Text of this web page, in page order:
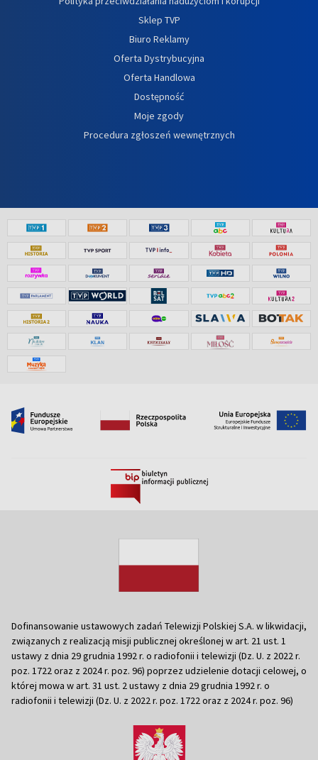
Sklep TVP
Biuro Reklamy
Oferta Dystrybucyjna
Oferta Handlowa
Dostępność
Moje zgody
Procedura zgłoszeń wewnętrznych
Dofinansowanie ustawowych zadań Telewizji Polskiej S.A. w likwidacji,
związanych z realizacją misji publicznej określonej w art. 21 ust. 1
ustawy z dnia 29 grudnia 1992 r. o radiofonii i telewizji (Dz. U. z 2022 r.
poz. 1722 oraz z 2024 r. poz. 96) poprzez udzielenie dotacji celowej, o
której mowa w art. 31 ust. 2 ustawy z dnia 29 grudnia 1992 r. o
radiofonii i telewizji (Dz. U. z 2022 r. poz. 1722 oraz z 2024 r. poz. 96)